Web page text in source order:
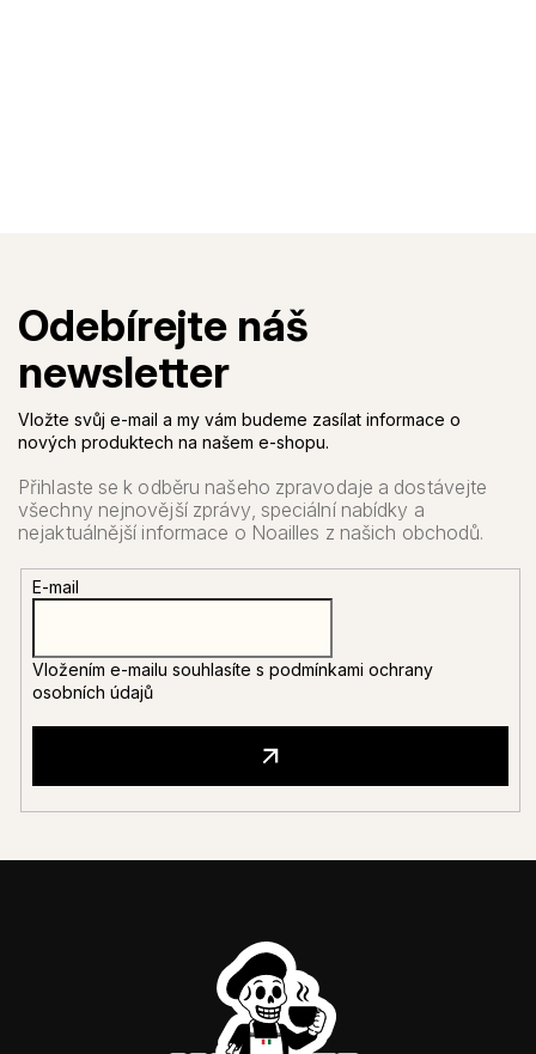
Vložte svůj e-mail a my vám budeme zasílat informace o
nových produktech na našem e-shopu.
E-mail
Vložením e-mailu souhlasíte s podmínkami ochrany
osobních údajů